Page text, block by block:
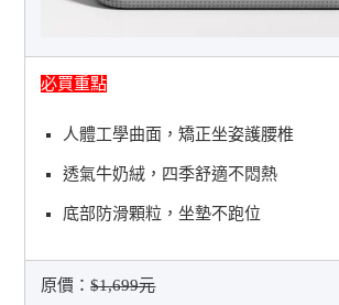
必買重點
人體工學曲面，矯正坐姿護腰椎
透氣牛奶絨，四季舒適不悶熱
底部防滑顆粒，坐墊不跑位
原價：$1,699元